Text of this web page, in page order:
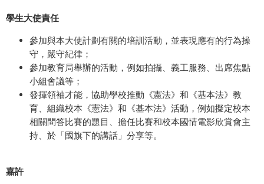
學生大使責任
參加與本大使計劃有關的培訓活動，並表現應有的行為操
守，嚴守紀律；
參加教育局舉辦的活動，例如拍攝、義工服務、出席焦點
小組會議等；
發揮領袖才能，協助學校推動《憲法》和《基本法》教
育、組織校本《憲法》和《基本法》活動，例如擬定校本
相關問答比賽的題目、擔任比賽和校本國情電影欣賞會主
持、於「國旗下的講話」分享等。
嘉許